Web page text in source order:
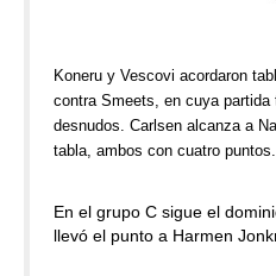
Koneru y Vescovi acordaron
contra Smeets, en cuya partida
desnudos. Carlsen alcanza a
tabla, ambos con cuatro puntos.
En el grupo C sigue el
llevó el punto a Harmen